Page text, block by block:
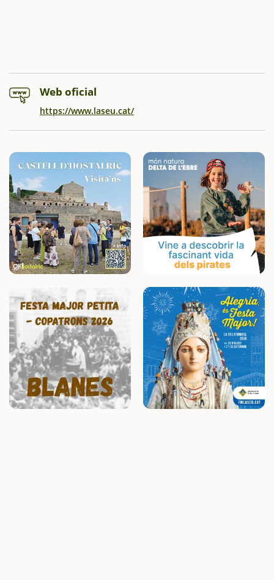
Web oficial
https://www.laseu.cat/